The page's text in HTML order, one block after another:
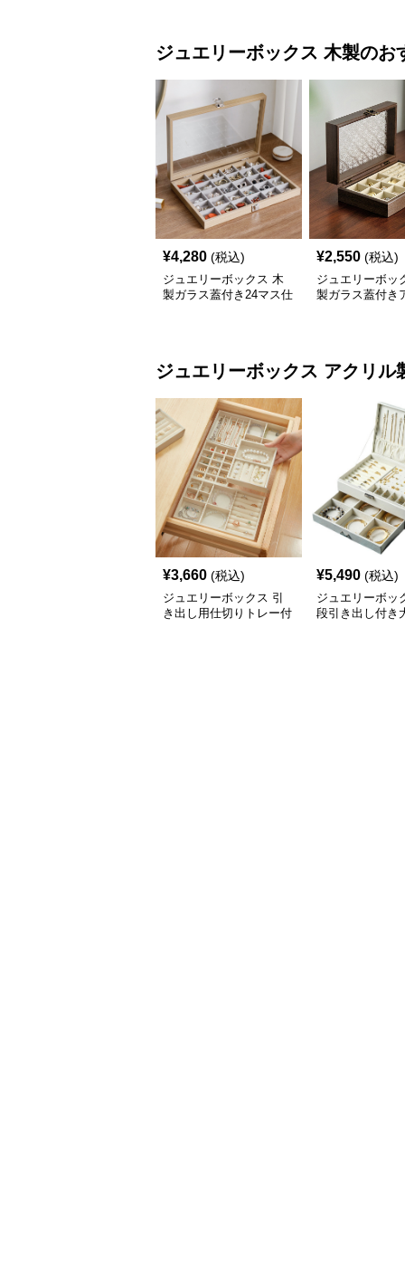
ジュエリーボックス 木製のお
¥4,280 (税込)
ジュエリーボックス 木
製ガラス蓋付き24マス仕
¥2,550 (税込)
ジュエリーボッ
製ガラス蓋付き
ジュエリーボックス アクリル
¥3,660 (税込)
ジュエリーボックス 引
き出し用仕切りトレー付
¥5,490 (税込)
ジュエリーボッ
段引き出し付き